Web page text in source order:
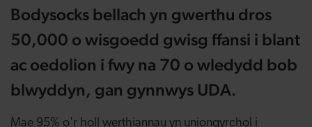
Bodysocks bellach yn gwerthu dros
50,000 o wisgoedd gwisg ffansi i blant
ac oedolion i fwy na 70 o wledydd bob
blwyddyn, gan gynnwys UDA.
Mae 95% o'r holl werthiannau yn uniongyrchol i